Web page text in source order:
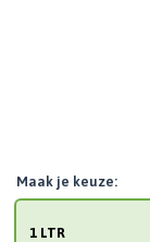
1 LTR
Maak je keuze: